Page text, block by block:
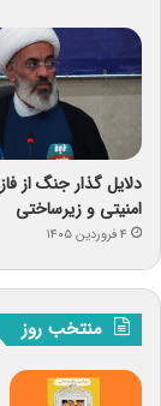
دلایل گذار جنگ از
امنیتی و زیرساختی
۴ فروردین ۱۴۰۵
منتخب روز